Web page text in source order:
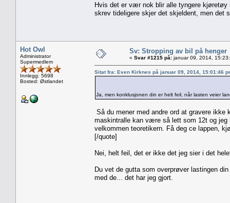
Hvis det er vær nok blir alle tyngere
skrev tideligere skjer det skjeldent, men det
Hot Owl
Administrator
Supermedlem
Innlegg: 5698
Bosted: Østlandet
Sv: Stropping av bil på henger
« Svar #1215 på: januar 09, 2014,
Sitat fra: Even Kirknes på januar 09, 2014, 15:01:46
Ja, men konklusjonen din er helt feil, når lasten veier
Så du mener med andre ord at gravere ikke
maskintralle kan være så lett som 12t og jeg
velkommen teoretikern. Få deg ce lappen,
[/quote]
Nei, helt feil, det er ikke det jeg sier i det
Du vet de gutta som overprøver lastingen
med de... det har jeg gjort.